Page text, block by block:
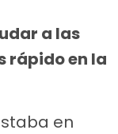
a las
rápido en la
en